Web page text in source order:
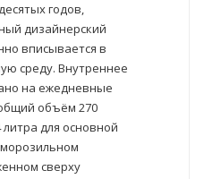
годов,
дизайнерский
вписывается в
среду. Внутреннее
на ежедневные
объём 270
для основной
сверху